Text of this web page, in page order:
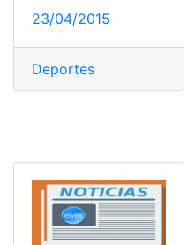
23/04/2015
Deportes